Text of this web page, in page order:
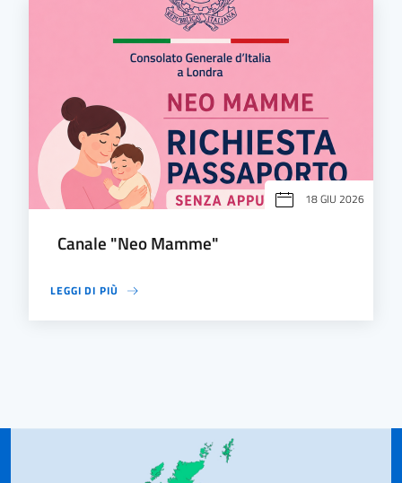
18 GIU 2026
Canale "Neo Mamme"
LEGGI DI PIÙ